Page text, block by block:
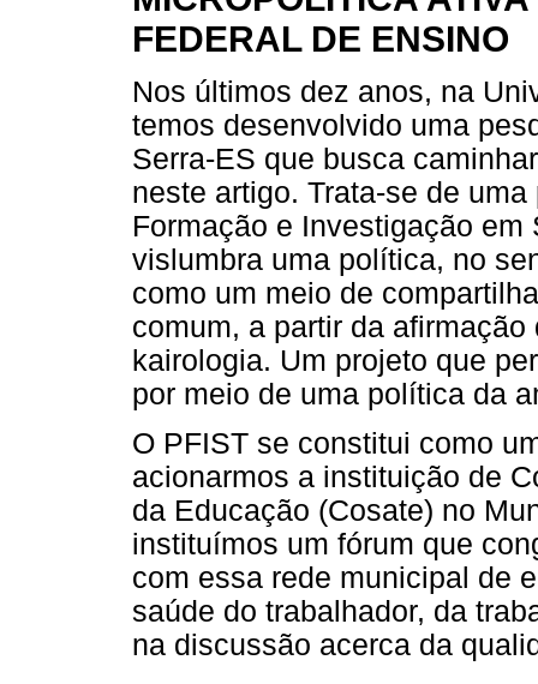
FEDERAL DE ENSINO
Nos últimos dez anos, na
temos desenvolvido uma
Serra-ES que busca
neste artigo. Trata-se de
Formação e Investigação em
vislumbra uma política, no
como um meio de
comum, a partir da
kairologia. Um projeto que
por meio de uma política da
O PFIST se constitui como
acionarmos a instituição de
da Educação (Cosate) no
instituímos um fórum que
com essa rede municipal de
saúde do trabalhador, da
na discussão acerca da